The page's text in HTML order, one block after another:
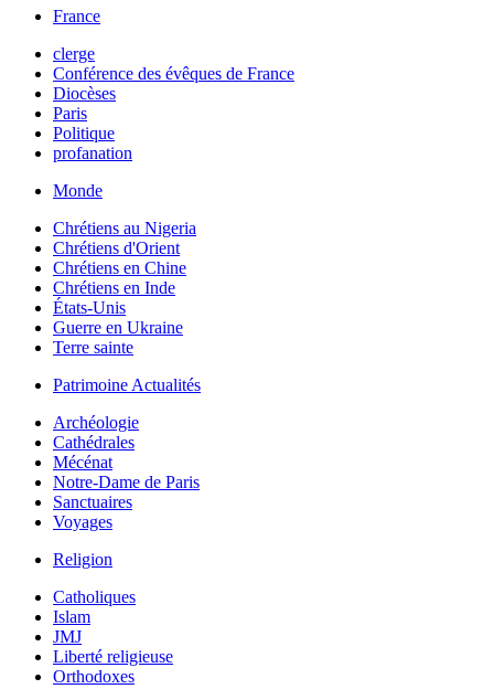
France
clerge
Conférence des évêques de France
Diocèses
Paris
Politique
profanation
Monde
Chrétiens au Nigeria
Chrétiens d'Orient
Chrétiens en Chine
Chrétiens en Inde
États-Unis
Guerre en Ukraine
Terre sainte
Patrimoine Actualités
Archéologie
Cathédrales
Mécénat
Notre-Dame de Paris
Sanctuaires
Voyages
Religion
Catholiques
Islam
JMJ
Liberté religieuse
Orthodoxes